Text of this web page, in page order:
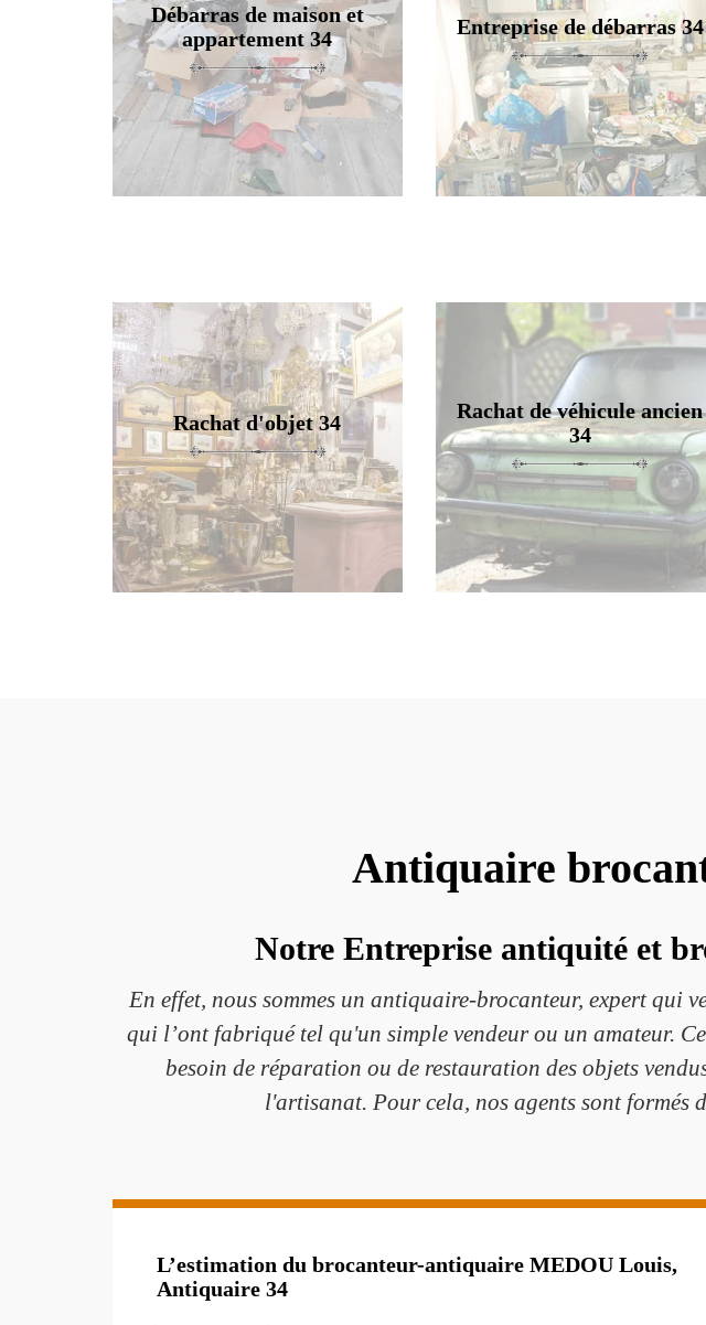
Débarras de maison et
appartement 34
Entreprise de débarras 34
Rachat d'objet 34
Rachat de véhicule ancien
34
Antiquaire
Notre Entreprise antiquité et
En effet, nous sommes un antiquaire-brocanteur, expert qui
qui l’ont fabriqué tel qu'un simple vendeur ou un amateur.
besoin de réparation ou de restauration des objets
l'artisanat. Pour cela, nos agents sont formés
L’estimation du brocanteur-antiquaire MEDOU Louis,
Antiquaire 34